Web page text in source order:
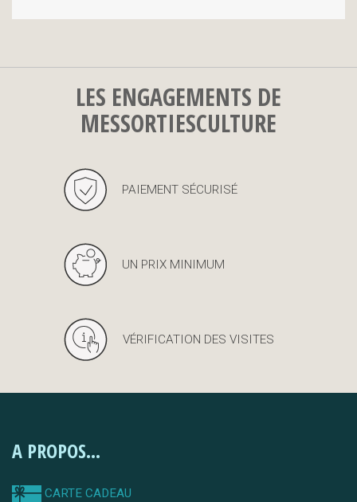
LES ENGAGEMENTS DE
MESSORTIESCULTURE
PAIEMENT SÉCURISÉ
UN PRIX MINIMUM
VÉRIFICATION DES VISITES
A PROPOS...
CARTE CADEAU